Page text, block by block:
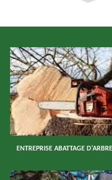
ENTREPRISE ABATTAGE